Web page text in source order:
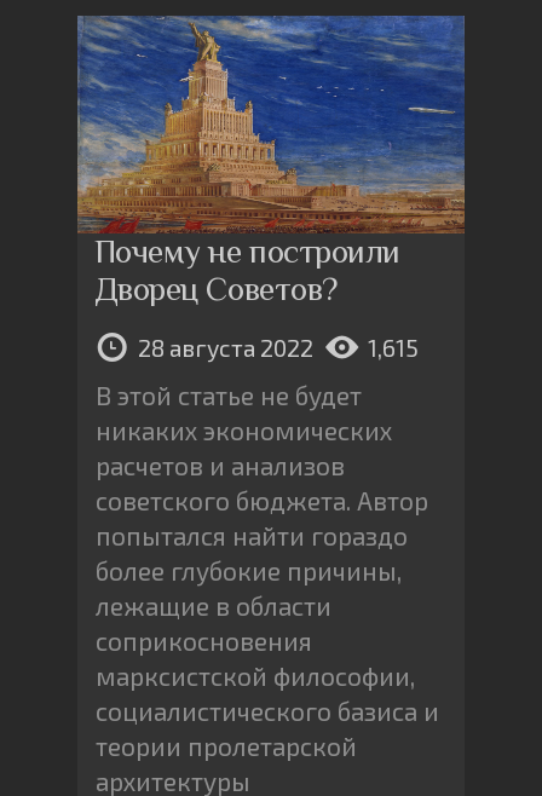
Почему не построили
Дворец Советов?
28 августа 2022 1,615
В этой статье не будет
никаких экономических
расчетов и анализов
советского бюджета. Автор
попытался найти гораздо
более глубокие причины,
лежащие в области
соприкосновения
марксистской философии,
социалистического базиса и
теории пролетарской
архитектуры